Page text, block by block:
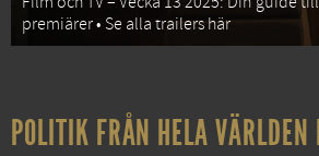
premiärer • Se alla trailers här
POLITIK FRÅN HELA VÄRLDEN